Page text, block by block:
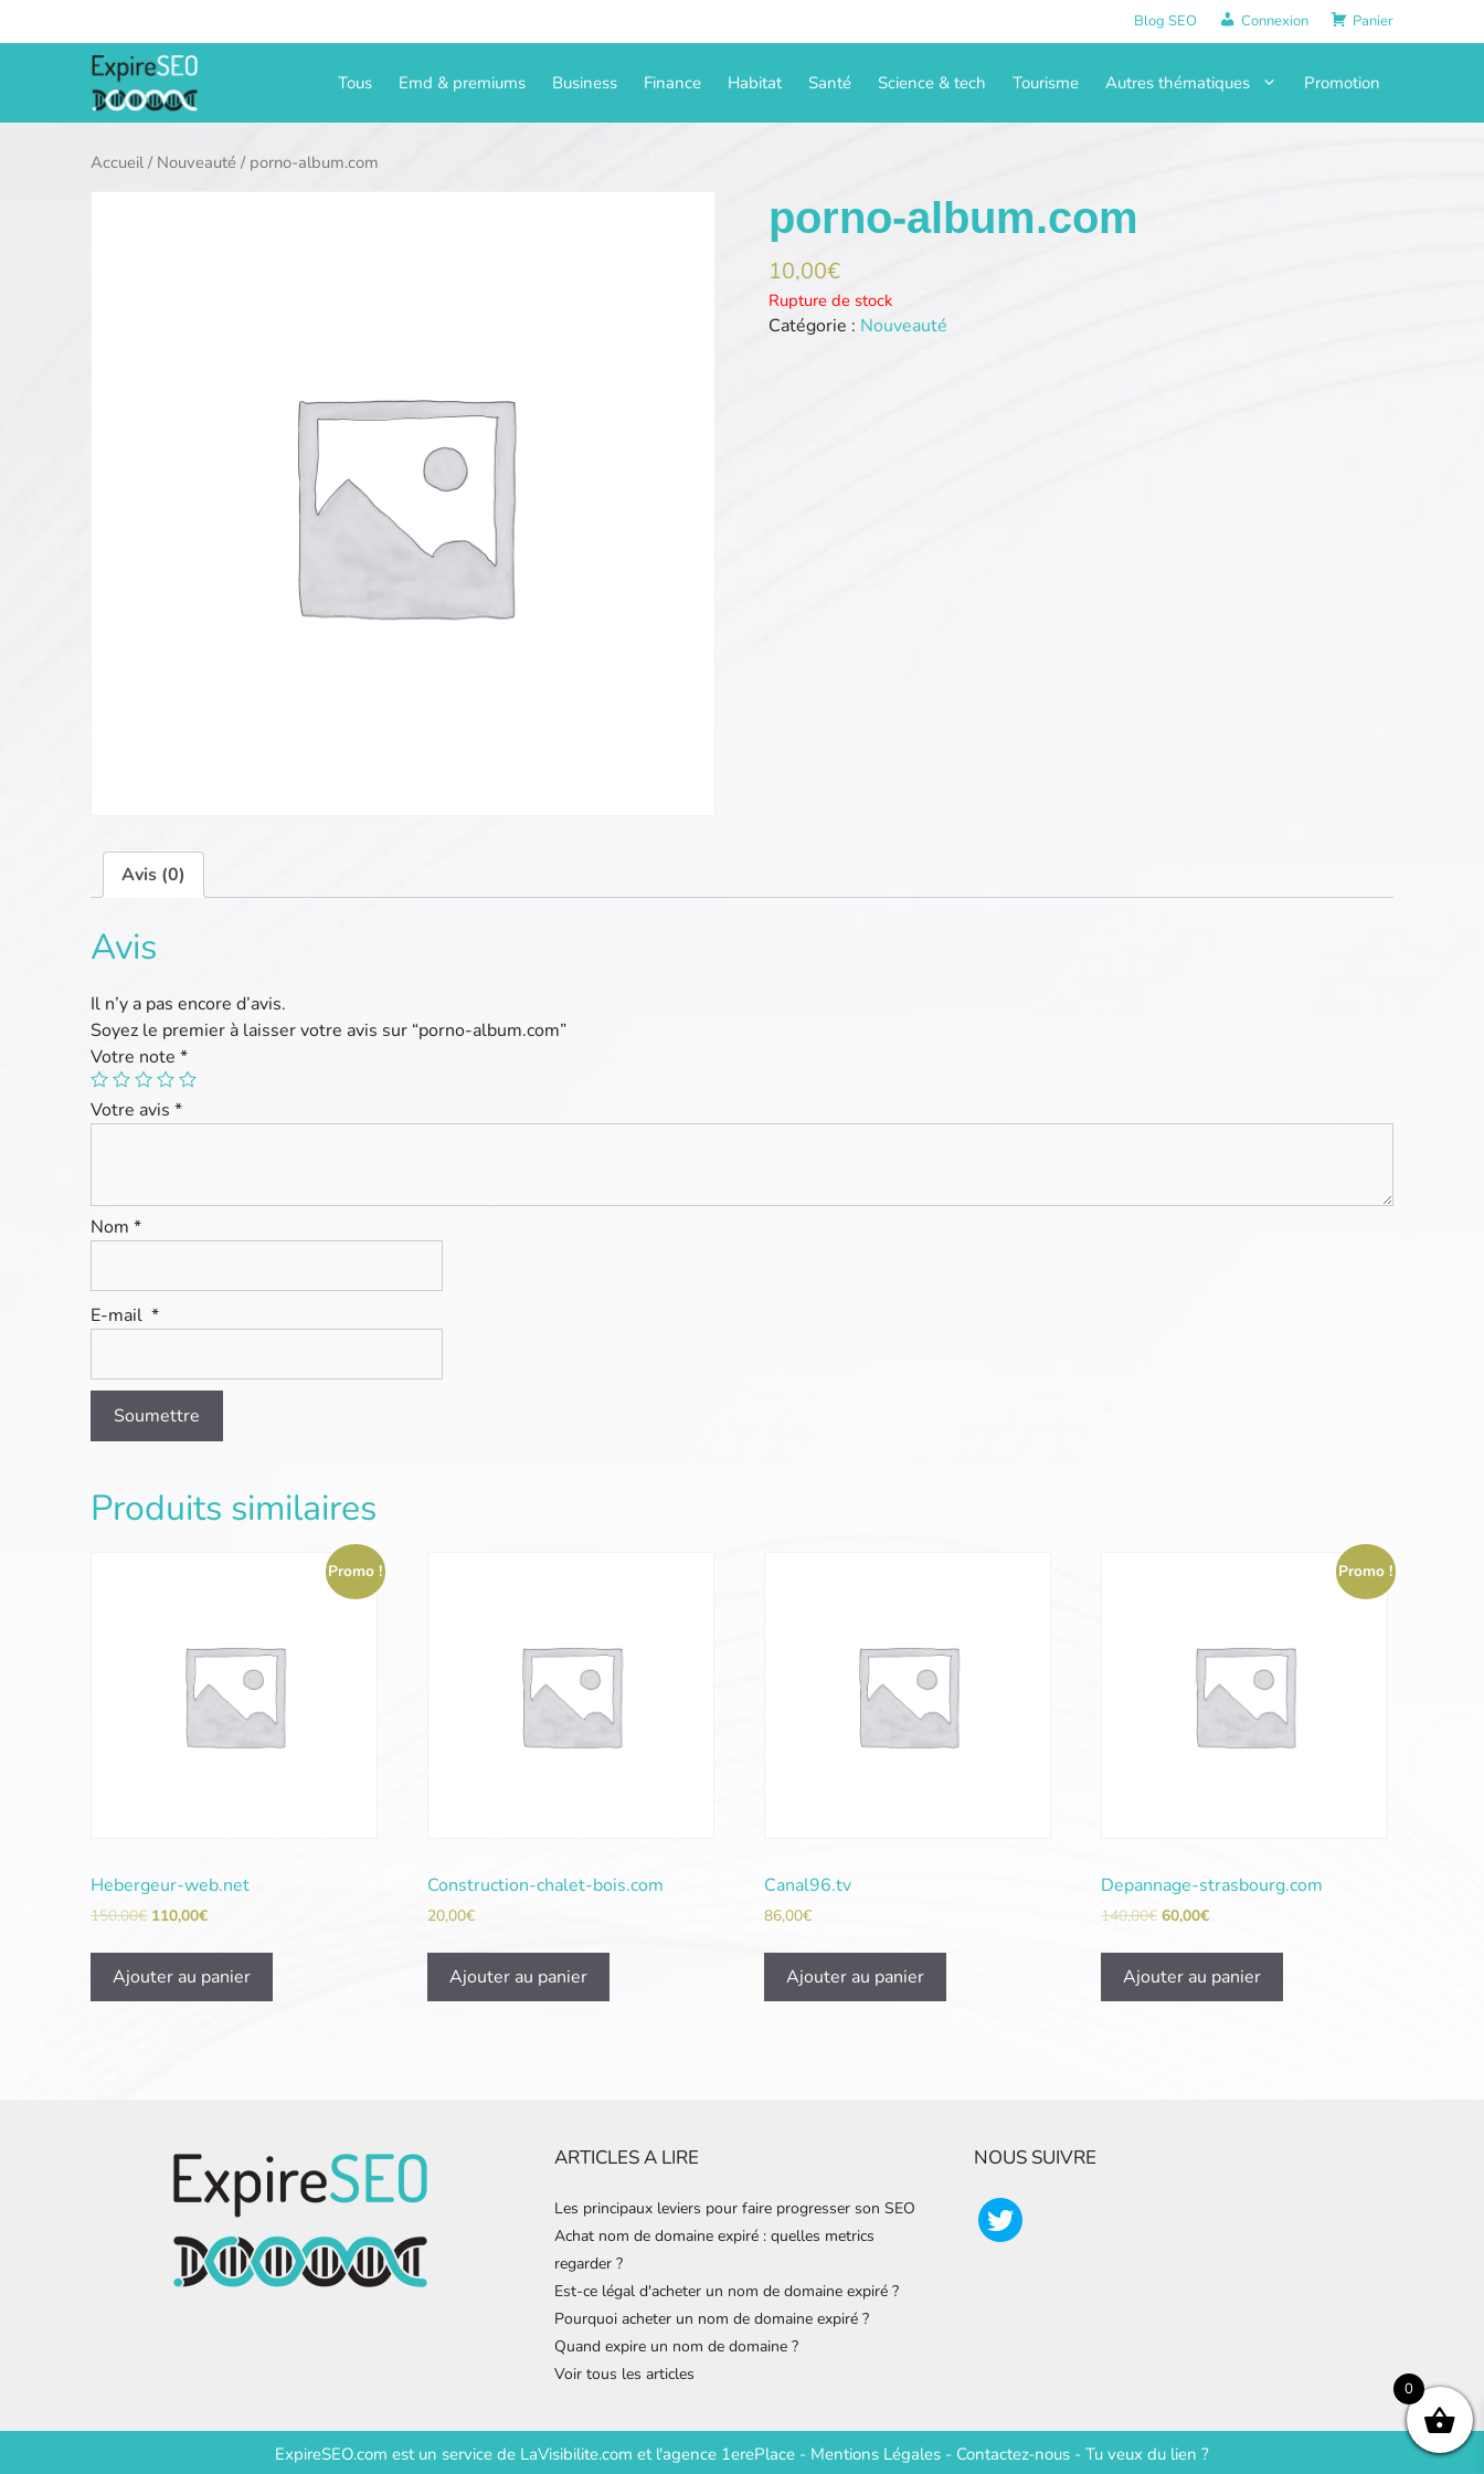
au
Blog SEO Connexion Panier
Tous Emd & premiums Business Finance Habitat Santé Science & tech Tourisme Autres thématiques Promotion
Accueil/ Nouveauté / porno-album.com
porno-album.com
10,00€
Rupture de stock
Catégorie : Nouveauté
Avis (0)
Avis
Il n’y a pas encore d’avis.
Soyez le premier à laisser votre avis sur “porno-album.com”
Votre note *
Votre avis *
Nom *
E-mail *
Produits similaires
Promo !
Hebergeur-web.net
150,00€ 110,00€
Ajouter au panier
Construction-chalet-bois.com
20,00€
Ajouter au panier
Canal96.tv
86,00€
Ajouter au panier
Promo !
Depannage-strasbourg.com
140,00€ 60,00€
Ajouter au panier
ARTICLES A LIRE
Les principaux leviers pour faire progresser son SEO
Achat nom de domaine expiré : quelles metrics
regarder ?
Est-ce légal d'acheter un nom de domaine expiré ?
Pourquoi acheter un nom de domaine expiré ?
Quand expire un nom de domaine ?
Voir tous les articles
NOUS SUIVRE
ExpireSEO.com est un service de LaVisibilite.com etl'agence 1erePlace - Mentions Légales - Contactez-nous - Tu veux du lien ?
0